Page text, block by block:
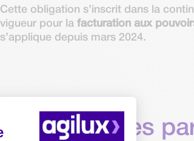
Cette obligation s’inscrit dans la
vigueur pour lafacturation aux
s’applique depuis mars 2024.
concernées